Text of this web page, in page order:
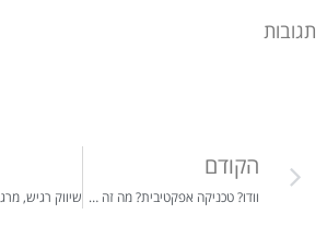
תגובות
הקודם
וודו? טכניקה אפקטיבית? מה זה EMDR ? ומה עדיף שיטת EMDR או IEMT ?